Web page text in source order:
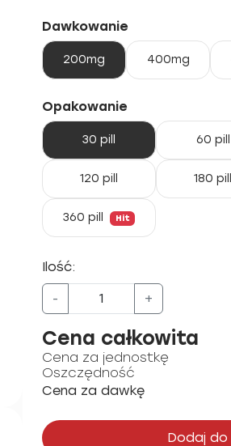
Dawkowanie
200mg 400mg
Opakowanie
30 pill 60 pill
120 pill 180 pill
360 pill Hit
Ilość:
- +
Cena całkowita
Cena za jednostkę
Oszczędność
Cena za dawkę
Dodaj